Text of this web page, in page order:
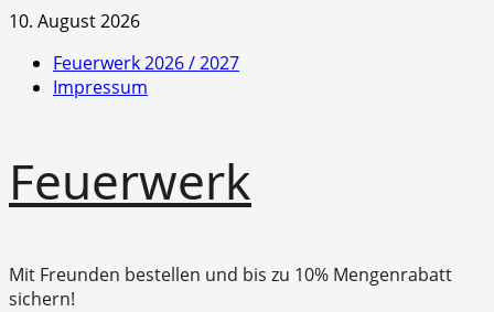
Zum
springen
10. August 2026
Feuerwerk 2026 / 2027
Impressum
Feuerwerk
Mit Freunden bestellen und bis zu 10% Mengenrabatt
sichern!